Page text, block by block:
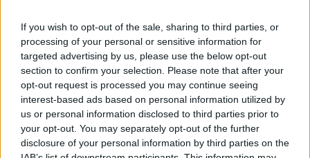
If you wish to opt-out of the sale, sharing to third parties, or
processing of your personal or sensitive information for
targeted advertising by us, please use the below opt-out
section to confirm your selection. Please note that after your
opt-out request is processed you may continue seeing
interest-based ads based on personal information utilized by
us or personal information disclosed to third parties prior to
your opt-out. You may separately opt-out of the further
disclosure of your personal information by third parties on the